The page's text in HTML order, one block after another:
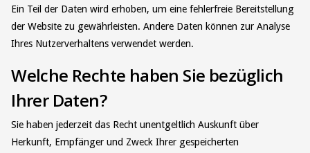
Ein Teil der Daten wird erhoben, um eine fehlerfreie Bereitstellung
der Website zu gewährleisten. Andere Daten können zur Analyse
Ihres Nutzerverhaltens verwendet werden.
Welche Rechte haben Sie bezüglich
Ihrer Daten?
Sie haben jederzeit das Recht unentgeltlich Auskunft über
Herkunft, Empfänger und Zweck Ihrer gespeicherten